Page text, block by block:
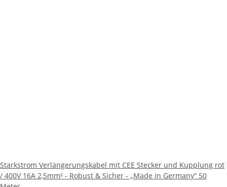
Starkstrom Verlängerungskabel mit CEE Stecker und Kupplung rot
/ 400V 16A 2,5mm² - Robust & Sicher - „Made in Germany“ 50